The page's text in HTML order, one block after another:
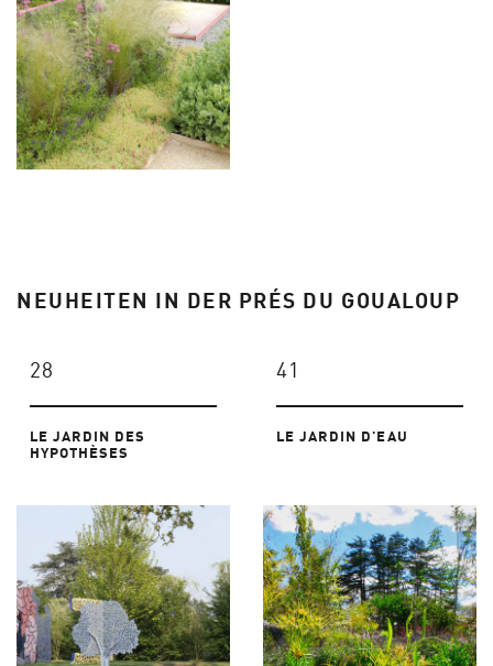
NEUHEITEN IN DER PRÉS DU GOUALOUP
28
LE JARDIN DES
HYPOTHÈSES
41
LE JARDIN D'EAU